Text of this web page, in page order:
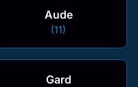
Aude
(11)
Gard